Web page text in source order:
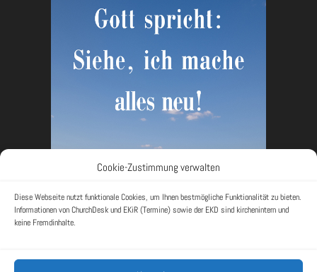
Cookie-Zustimmung verwalten
Diese Webseite nutzt funktionale Cookies, um Ihnen bestmögliche Funktionalität zu bieten.
Informationen von ChurchDesk und EKiR (Termine) sowie der EKD sind kirchenintern und
keine Fremdinhalte.